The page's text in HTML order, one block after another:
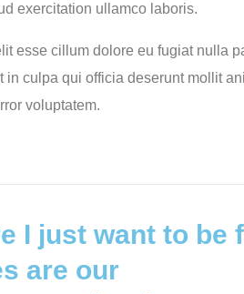
exercitation ullamco laboris.
esse cillum dolore eu fugiat nulla
culpa qui officia deserunt mollit
voluptatem.
I just want to be
are our